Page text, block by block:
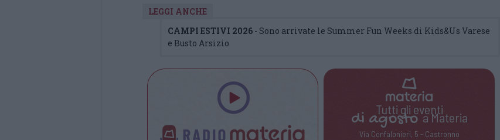
LEGGI ANCHE
CAMPI ESTIVI 2026 - Sono arrivate le Summer Fun Weeks di Kids&Us Varese
e Busto Arsizio
Tutti gli eventi
di agostoa Materia
Via Confalonieri, 5 - Castronno